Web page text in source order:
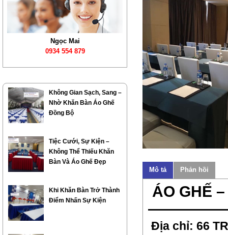
Mô tả Phản hồi
ÁO GHẾ
Địa chỉ: 66
Ngọc Mai
0934 554 879
Không Gian Sạch, Sang –
Nhờ Khăn Bàn Áo Ghế
Đồng Bộ
Tiệc Cưới, Sự Kiện –
Không Thể Thiếu Khăn
Bàn Và Áo Ghế Đẹp
Khi Khăn Bàn Trở Thành
Điểm Nhấn Sự Kiện